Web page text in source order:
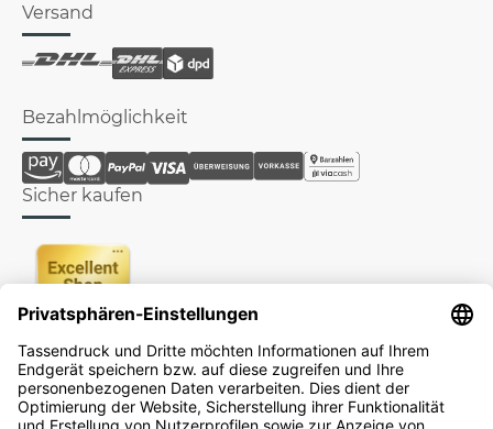
Versand
Bezahlmöglichkeit
Sicher kaufen